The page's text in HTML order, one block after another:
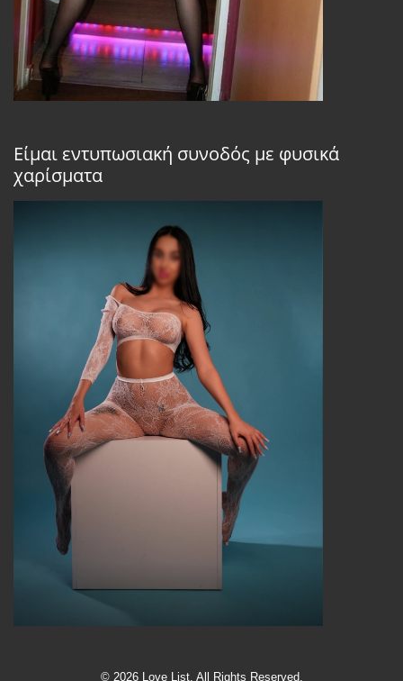
Είμαι εντυπωσιακή συνοδός με φυσικά
χαρίσματα
© 2026 Love List. All Rights Reserved.